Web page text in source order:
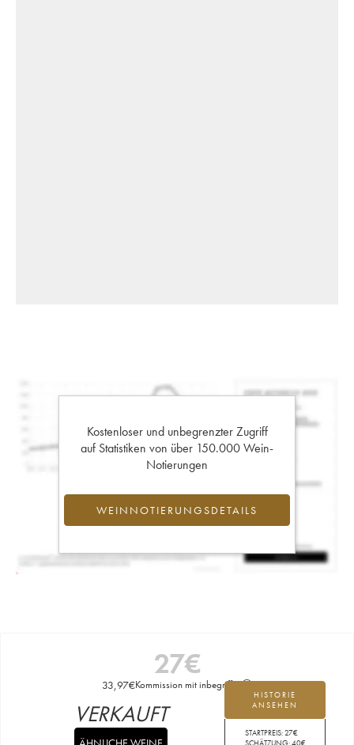
Kostenloser und unbegrenzter Zugriff
auf Statistiken von über 150.000 Wein-
Notierungen
WEINNOTIERUNGSDETAILS
27€
33,97€Kommission mit inbegriffen
HISTORIE
ANSEHEN
STARTPREIS:27€
SCHÄTZUNG:40€
VERKAUFT